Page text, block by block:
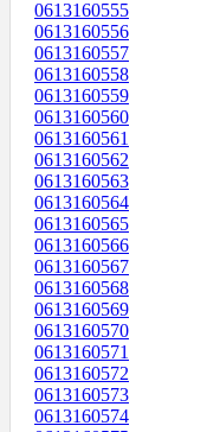
0613160555
0613160556
0613160557
0613160558
0613160559
0613160560
0613160561
0613160562
0613160563
0613160564
0613160565
0613160566
0613160567
0613160568
0613160569
0613160570
0613160571
0613160572
0613160573
0613160574